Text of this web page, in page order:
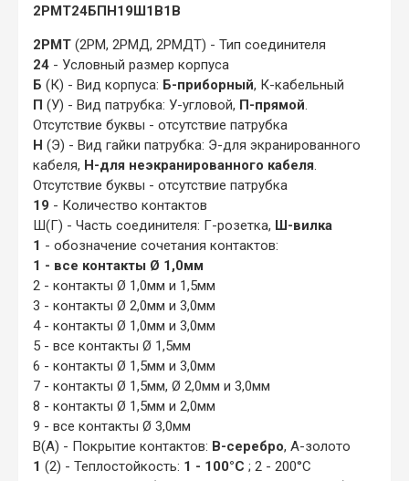
2РМТ24БПН19Ш1В1В
2РМТ (2РМ, 2РМД, 2РМДТ) - Тип соединителя
24 - Условный размер корпуса
Б (К) - Вид корпуса: Б-приборный, К-кабельный
П (У) - Вид патрубка: У-угловой, П-прямой
Отсутствие буквы - отсутствие патрубка
Н (Э) - Вид гайки патрубка: Э-для экранированного
кабеля, Н-для неэкранированного кабеля
Отсутствие буквы - отсутствие патрубка
19 - Количество контактов
Ш(Г) - Часть соединителя: Г-розетка, Ш-вилка
1 - обозначение сочетания контактов:
1 - все контакты Ø 1,0мм
2 - контакты Ø 1,0мм и 1,5мм
3 - контакты Ø 2,0мм и 3,0мм
4 - контакты Ø 1,0мм и 3,0мм
5 - все контакты Ø 1,5мм
6 - контакты Ø 1,5мм и 3,0мм
7 - контакты Ø 1,5мм, Ø 2,0мм и 3,0мм
8 - контакты Ø 1,5мм и 2,0мм
9 - все контакты Ø 3,0мм
В(А) - Покрытие контактов: В-серебро, А-золото
1 (2) - Теплостойкость: 1 - 100°С ; 2 - 200°С